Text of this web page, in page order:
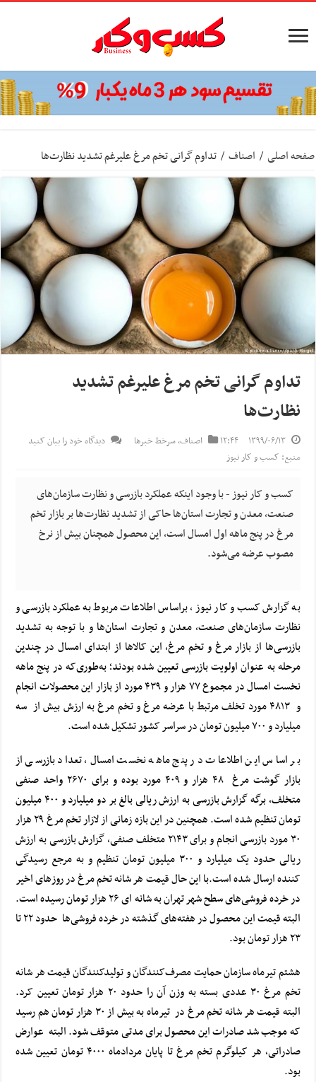
صفحه اصلی / اصناف / تداوم گرانی تخم مرغ علیرغم تشدید نظارت‌ها
تداوم گرانی تخم مرغ علیرغم تشدید
نظارت‌ها
۱۳۹۹/۰۶/۱۳ ۱۲:۴۴ اصناف,سرخط خبرها
دیدگاه خود را بیان کنید
منبع: کسب و کار نیوز
کسب و کار نیوز - با وجود اینکه عملکرد بازرسی و نظارت سازمان‌های
صنعت، معدن و تجارت استان‌ها حاکی از تشدید نظارت‌ها بر بازار تخم
مرغ در پنج ماهه اول امسال است، این محصول همچنان بیش از نرخ
مصوب عرضه می‌شود.
به گزارش کسب و کار نیوز ، براساس اطلاعات مربوط به عملکرد بازرسی و
نظارت سازمان‌های صنعت، معدن و تجارت استان‌ها و با توجه به تشدید
بازرسی‌ها از بازار مرغ و تخم مرغ، این کالاها از ابتدای امسال در چندین
مرحله به عنوان اولویت بازرسی تعیین شده بودند؛ به‌طوری‌که در پنج ماهه
نخست امسال در مجموع ۷۷ هزار و ۴۳۹ مورد از بازار این محصولات انجام
و ۴۸۱۳ مورد تخلف مرتبط با عرضه مرغ و تخم مرغ به ارزش بیش از سه
میلیارد و ۷۰۰ میلیون تومان در سراسر کشور تشکیل شده است.
بر اساس این اطلاعات در پنج ماهه نخست امسال، تعداد بازرسی از
بازار گوشت مرغ ۴۸ هزار و ۴۰۹ مورد بوده و برای ۲۶۷۰ واحد صنفی
متخلف، برگه گزارش بازرسی به ارزش ریالی بالغ بر دو میلیارد و ۴۰۰ میلیون
تومان تنظیم شده است. همچنین در این بازه زمانی از لازار تخم مرغ ۲۹ هزار
۳۰ مورد بازرسی انجام و برای ۲۱۴۳ متخلف صنفی، گزارش بازرسی به ارزش
ریالی حدود یک میلیارد و ۳۰۰ میلیون تومان تنظیم و به مرجع رسیدگی
کننده ارسال شده است.با این حال قیمت هر شانه تخم مرغ در روزهای اخیر
در خرده فروشی‌های سطح شهر تهران به شانه ای ۲۶ هزار تومان رسیده است.
البته قیمت این محصول در هفته‌های گذشته در خرده فروشی‌ها حدود ۲۲ تا
۲۳ هزار تومان بود.
هشتم تیرماه سازمان حمایت مصرف‌کنندگان و تولیدکنندگان قیمت هر شانه
تخم مرغ ۳۰ عددی بسته به وزن آن را
حدود ۲۰ هزار تومان
تعیین کرد.
البته قیمت هر شانه تخم مرغ در تیرماه به بیش از ۳۰ هزار تومان هم رسید
که موجب شد صادرات این محصول برای مدتی متوقف شود. البته عوارض
صادراتی، هر کیلوگرم تخم مرغتا پایان مردادماه ۴۰۰۰ تومان
تعیین شده
بود.